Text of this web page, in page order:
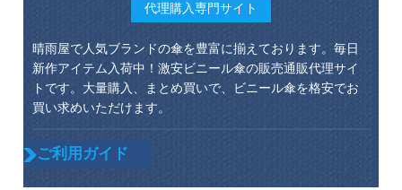
代理購入専門サイト
晴雨屋で人気ブランドの傘を豊富に揃えております。毎日
新作アイテム入荷中！激安ビニール傘の販売通販代理サイ
トです。大量購入、まとめ買いで、ビニール傘を格安でお
買い求めいただけます。
ご利用ガイド